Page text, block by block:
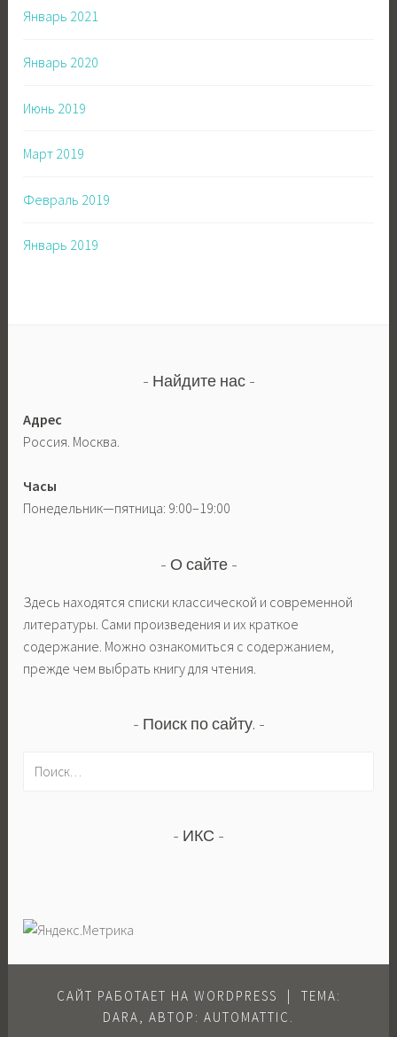
Январь 2021
Январь 2020
Июнь 2019
Март 2019
Февраль 2019
Январь 2019
Найдите нас
Адрес
Россия. Москва.
Часы
Понедельник—пятница: 9:00–19:00
О сайте
Здесь находятся списки классической и современной
литературы. Сами произведения и их краткое
содержание. Можно ознакомиться с содержанием,
прежде чем выбрать книгу для чтения.
Поиск по сайту.
ИКС
САЙТ РАБОТАЕТ НА WORDPRESS |
ТЕМА:
DARA, АВТОР: AUTOMATTIC